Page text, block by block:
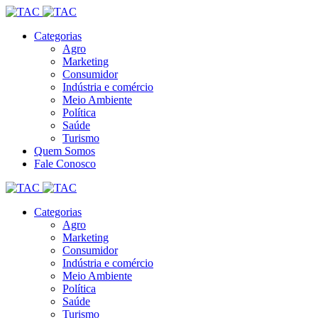
Categorias
Agro
Marketing
Consumidor
Indústria e comércio
Meio Ambiente
Política
Saúde
Turismo
Quem Somos
Fale Conosco
Categorias
Agro
Marketing
Consumidor
Indústria e comércio
Meio Ambiente
Política
Saúde
Turismo